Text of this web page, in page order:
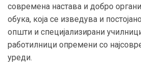
современа настава и добро
обука, која се изведува и
општи и специјализирани
работилници опремени со
уреди.